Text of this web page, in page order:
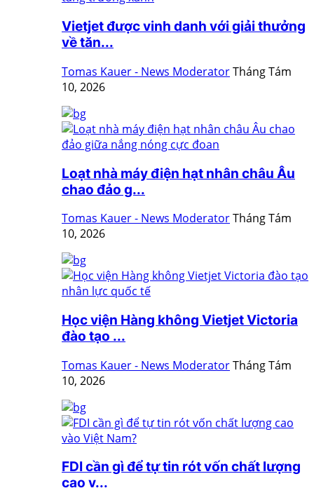
Vietjet được vinh danh với giải thưởng
về tăn...
Tomas Kauer - News ModeratorTháng Tám
10, 2026
Loạt nhà máy điện hạt nhân châu Âu
chao đảo g...
Tomas Kauer - News ModeratorTháng Tám
10, 2026
Học viện Hàng không Vietjet Victoria
đào tạo ...
Tomas Kauer - News ModeratorTháng Tám
10, 2026
FDI cần gì để tự tin rót vốn chất lượng
cao v...